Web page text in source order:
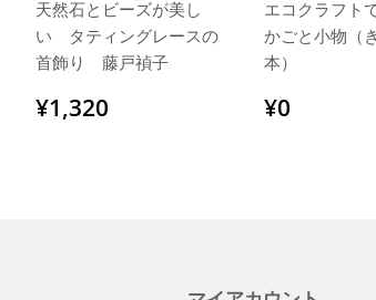
天然石とビーズが美し
い タティングレースの
首飾り 藤戸禎子
通
常
¥1,320
エコクラフト
かごと小物（
本）
通
常
¥0